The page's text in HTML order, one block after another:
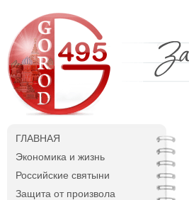
ГЛАВНАЯ
Экономика и жизнь
Российские святыни
Защита от произвола